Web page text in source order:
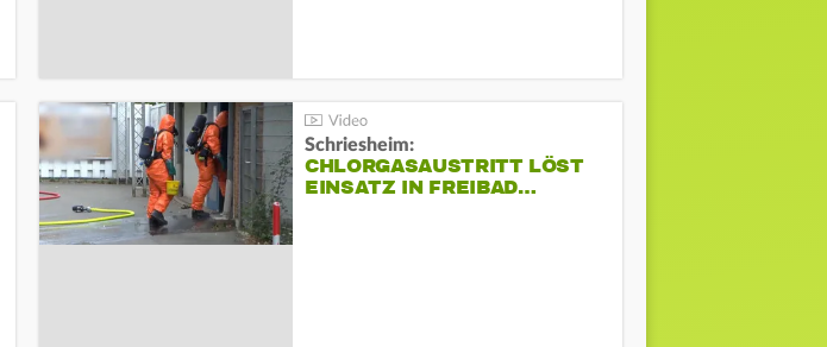
Schriesheim:
CHLORGASAUSTRITT LÖST
EINSATZ IN FREIBAD…